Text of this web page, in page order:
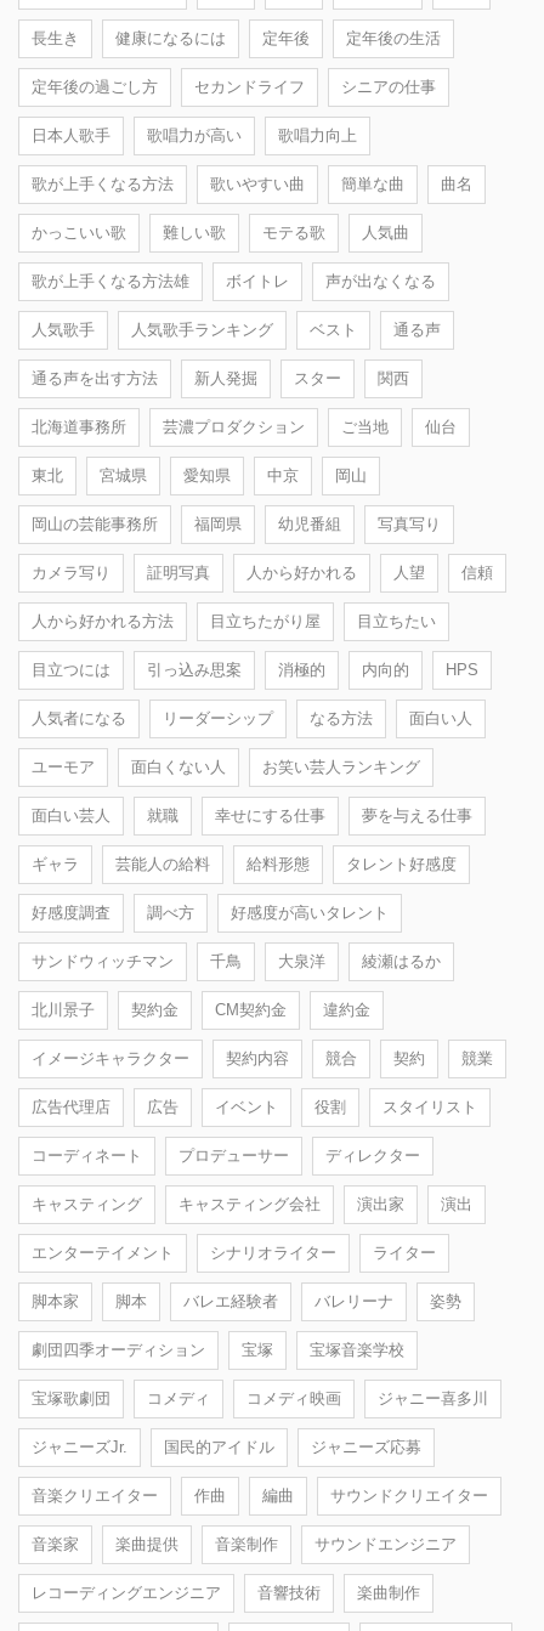
長生き 健康になるには 定年後 定年後の生活
定年後の過ごし方 セカンドライフ シニアの仕事
日本人歌手 歌唱力が高い 歌唱力向上
歌が上手くなる方法 歌いやすい曲 簡単な曲 曲名
かっこいい歌 難しい歌 モテる歌 人気曲
歌が上手くなる方法雄 ボイトレ 声が出なくなる
人気歌手 人気歌手ランキング ベスト 通る声
通る声を出す方法 新人発掘 スター 関西
北海道事務所 芸濃プロダクション ご当地 仙台
東北 宮城県 愛知県 中京 岡山
岡山の芸能事務所 福岡県 幼児番組 写真写り
カメラ写り 証明写真 人から好かれる 人望 信頼
人から好かれる方法 目立ちたがり屋 目立ちたい
目立つには 引っ込み思案 消極的 内向的 HPS
人気者になる リーダーシップ なる方法 面白い人
ユーモア 面白くない人 お笑い芸人ランキング
面白い芸人 就職 幸せにする仕事 夢を与える仕事
ギャラ 芸能人の給料 給料形態 タレント好感度
好感度調査 調べ方 好感度が高いタレント
サンドウィッチマン 千鳥 大泉洋 綾瀬はるか
北川景子 契約金 CM契約金 違約金
イメージキャラクター 契約内容 競合 契約 競業
広告代理店 広告 イベント 役割 スタイリスト
コーディネート プロデューサー ディレクター
キャスティング キャスティング会社 演出家 演出
エンターテイメント シナリオライター ライター
脚本家 脚本 バレエ経験者 バレリーナ 姿勢
劇団四季オーディション 宝塚 宝塚音楽学校
宝塚歌劇団 コメディ コメディ映画 ジャニー喜多川
ジャニーズJr. 国民的アイドル ジャニーズ応募
音楽クリエイター 作曲 編曲 サウンドクリエイター
音楽家 楽曲提供 音楽制作 サウンドエンジニア
レコーディングエンジニア 音響技術 楽曲制作